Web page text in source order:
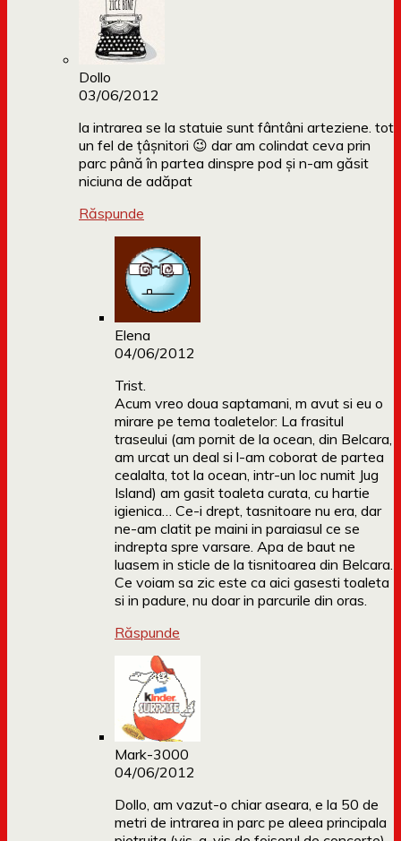
Dollo
03/06/2012
la intrarea se la statuie sunt fântâni arteziene. tot
un fel de țâșnitori 😉 dar am colindat ceva prin
parc până în partea dinspre pod și n-am găsit
niciuna de adăpat
Răspunde
Elena
04/06/2012
Trist.
Acum vreo doua saptamani, m avut si eu o
mirare pe tema toaletelor: La frasitul
traseului (am pornit de la ocean, din Belcara,
am urcat un deal si l-am coborat de partea
cealalta, tot la ocean, intr-un loc numit Jug
Island) am gasit toaleta curata, cu hartie
igienica… Ce-i drept, tasnitoare nu era, dar
ne-am clatit pe maini in paraiasul ce se
indrepta spre varsare. Apa de baut ne
luasem in sticle de la tisnitoarea din Belcara.
Ce voiam sa zic este ca aici gasesti toaleta
si in padure, nu doar in parcurile din oras.
Răspunde
Mark-3000
04/06/2012
Dollo, am vazut-o chiar aseara, e la 50 de
metri de intrarea in parc pe aleea principala